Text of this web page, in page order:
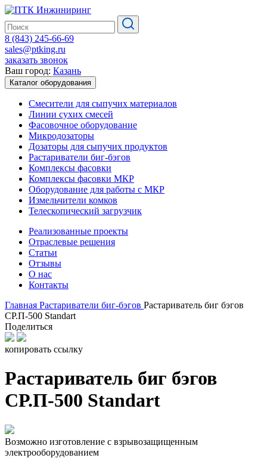
8 (843) 245-66-69
sales@ptking.ru
заказать звонок
Ваш город: Казань
Каталог оборудования
Смесители для сыпучих материалов
Линии сухих смесей
Фасовочное оборудование
Микродозаторы
Дозаторы для сыпучих продуктов
Растариватели биг-бэгов
Комплексы фасовки
Комплексы фасовки МКР
Оборудование для работы с МКР
Измельчители комков
Телескопический загрузчик
Реализованные проекты
Отраслевые решения
Статьи
Отзывы
О нас
Контакты
Главная Растариватели биг-бэгов Растариватель биг бэгов
СР.П-500 Standart
Поделиться
копировать ссылку
Растариватель биг бэгов
СР.П-500 Standart
Возможно изготовление с взрывозащищенным
электрооборудованием